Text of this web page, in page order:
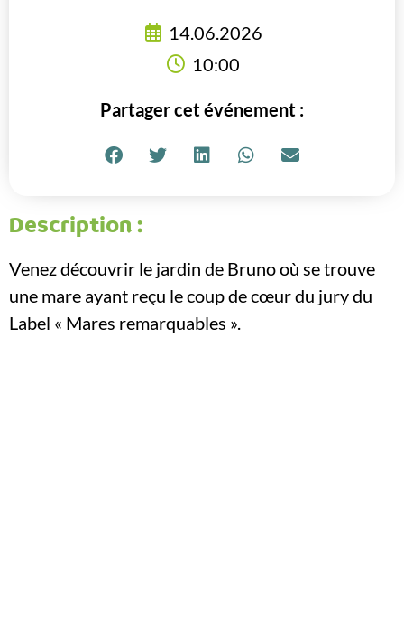
14.06.2026
10:00
Partager cet événement :
Description :
Venez découvrir le jardin de Bruno où se trouve
une mare ayant reçu le coup de cœur du jury du
Label « Mares remarquables ».